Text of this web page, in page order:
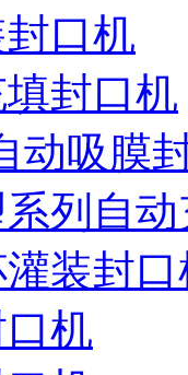
口机
封口机
动吸膜
列自
装封口
机